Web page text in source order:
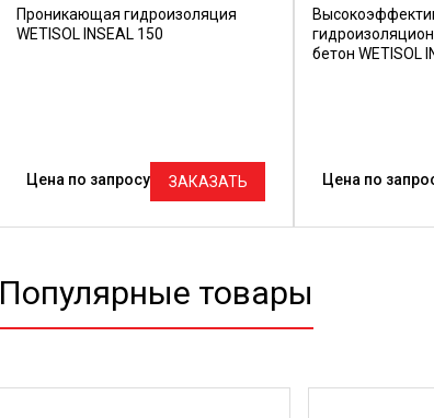
Проникающая гидроизоляция
WETISOL INSEAL 150
Цена по запросу ЗАКАЗАТЬ
бетон WETISOL
Цена по
Популярные товары